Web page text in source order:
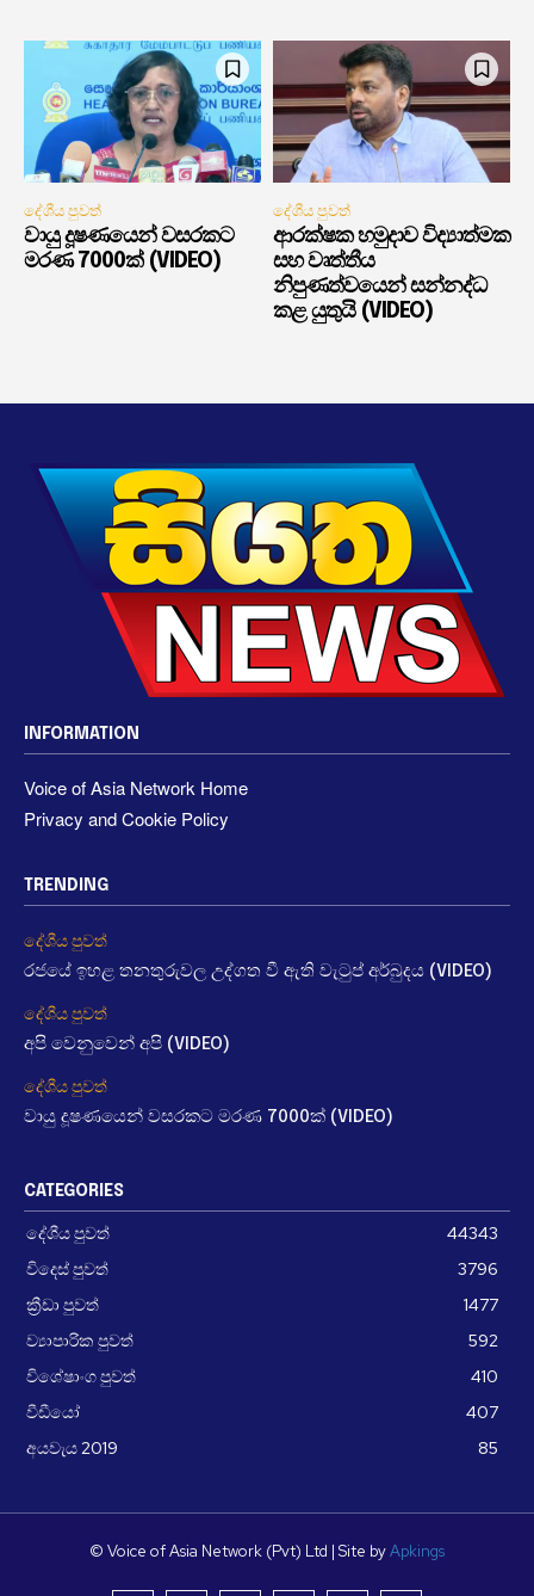
දේශීය පුවත්
වායු දූෂණයෙන් වසරකට
මරණ 7000ක් (VIDEO)
දේශීය පුවත්
ආරක්ෂක හමුදාව විද්‍යාත්මක
සහ වෘත්තීය
නිපුණත්වයෙන් සන්නද්ධ
කළ යුතුයි (VIDEO)
INFORMATION
Voice of Asia Network Home
Privacy and Cookie Policy
TRENDING
දේශීය පුවත්
රජයේ ඉහළ තනතුරුවල උද්ගත වී ඇති වැටුප් අර්බුදය (VIDEO)
දේශීය පුවත්
අපි වෙනුවෙන් අපි (VIDEO)
දේශීය පුවත්
වායු දූෂණයෙන් වසරකට මරණ 7000ක් (VIDEO)
CATEGORIES
දේශීය පුවත්
44343
විදෙස් පුවත්
3796
ක්‍රීඩා පුවත්
1477
ව්‍යාපාරික පුවත්
592
විශේෂාංග පුවත්
410
වීඩීයෝ
407
අයවැය 2019
85
© Voice of Asia Network (Pvt) Ltd | Site byApkings